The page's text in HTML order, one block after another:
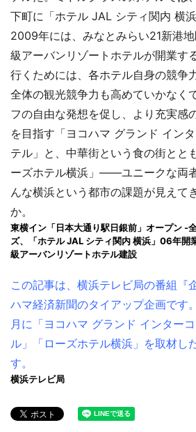
下町に「ホテル JAL シティ関内 横浜
2009年には、みなとみらい21新港
級アーバンリゾートホテルが開業す
行くためには、各ホテル自身の競争
全体の観光競争力も高めていかなく
フの自由な発想を促し、より充実感
を目指す「ヨコハマ グランド イン
テル」と、中華街という食の街とと
ーズホテル横浜」――ユニークな両
んな横浜という都市の課題が見えて
か。
東横イン「日本大通り駅日銀前」オープン -
ズ、「ホテル JAL シティ関内 横浜」06年開
級アーバンリゾートホテル建設
この記事は、横浜テレビ局の番組『
ハマ経済新聞のタイアップ企画です
月に「ヨコハマ グランド インター
ル」「ローズホテル横浜」を取材し
す。
横浜テレビ局